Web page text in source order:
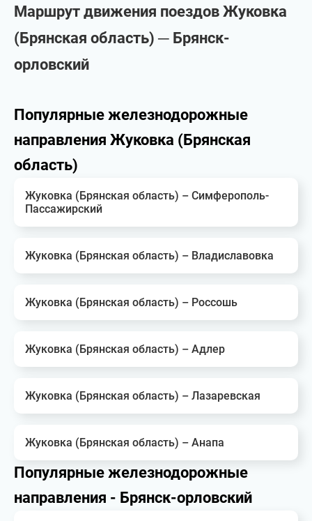
Маршрут движения поездов Жуковка
(Брянская область) ─ Брянск-
орловский
Популярные железнодорожные
направления Жуковка (Брянская
область)
Жуковка (Брянская область) – Симферополь-
Пассажирский
Жуковка (Брянская область) – Владиславовка
Жуковка (Брянская область) – Россошь
Жуковка (Брянская область) – Адлер
Жуковка (Брянская область) – Лазаревская
Жуковка (Брянская область) – Анапа
Популярные железнодорожные
направления - Брянск-орловский